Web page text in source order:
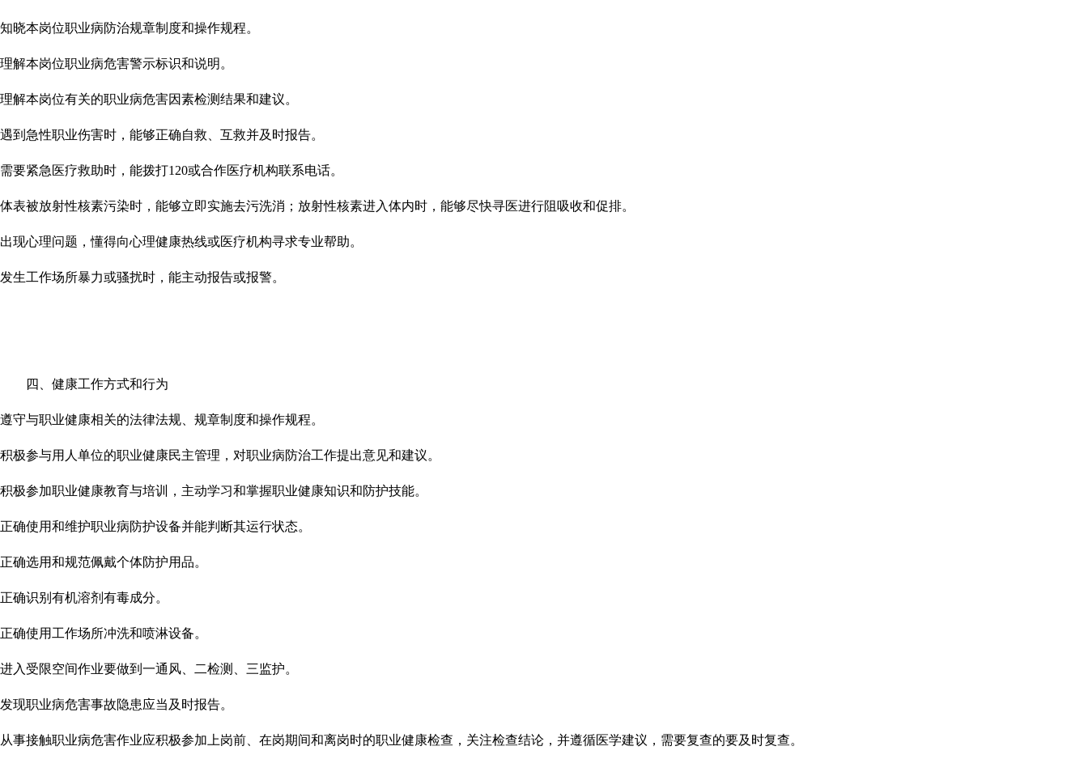
知晓本岗位职业病防治规章制度和操作规程。
理解本岗位职业病危害警示标识和说明。
理解本岗位有关的职业病危害因素检测结果和建议。
遇到急性职业伤害时，能够正确自救、互救并及时报告。
需要紧急医疗救助时，能拨打120或合作医疗机构联系电话。
体表被放射性核素污染时，能够立即实施去污洗消；放射性核素进入体内时，能够尽快寻医进行阻吸收和促排。
出现心理问题，懂得向心理健康热线或医疗机构寻求专业帮助。
发生工作场所暴力或骚扰时，能主动报告或报警。
四、健康工作方式和行为
遵守与职业健康相关的法律法规、规章制度和操作规程。
积极参与用人单位的职业健康民主管理， 对职业病防治工作提出意见和建议。
积极参加职业健康教育与培训， 主动学习和掌握职业健康知识和防护技能。
正确使用和维护职业病防护设备并能判断其运行状态。
正确选用和规范佩戴个体防护用品。
正确识别有机溶剂有毒成分。
正确使用工作场所冲洗和喷淋设备。
进入受限空间作业要做到一通风、二检测、三监护。
发现职业病危害事故隐患应当及时报告。
从事接触职业病危害作业应积极参加上岗前、在岗期间和离岗时的职业健康检查 ，关注检查结论，并遵循医学建议， 需要复查的要及时复查。